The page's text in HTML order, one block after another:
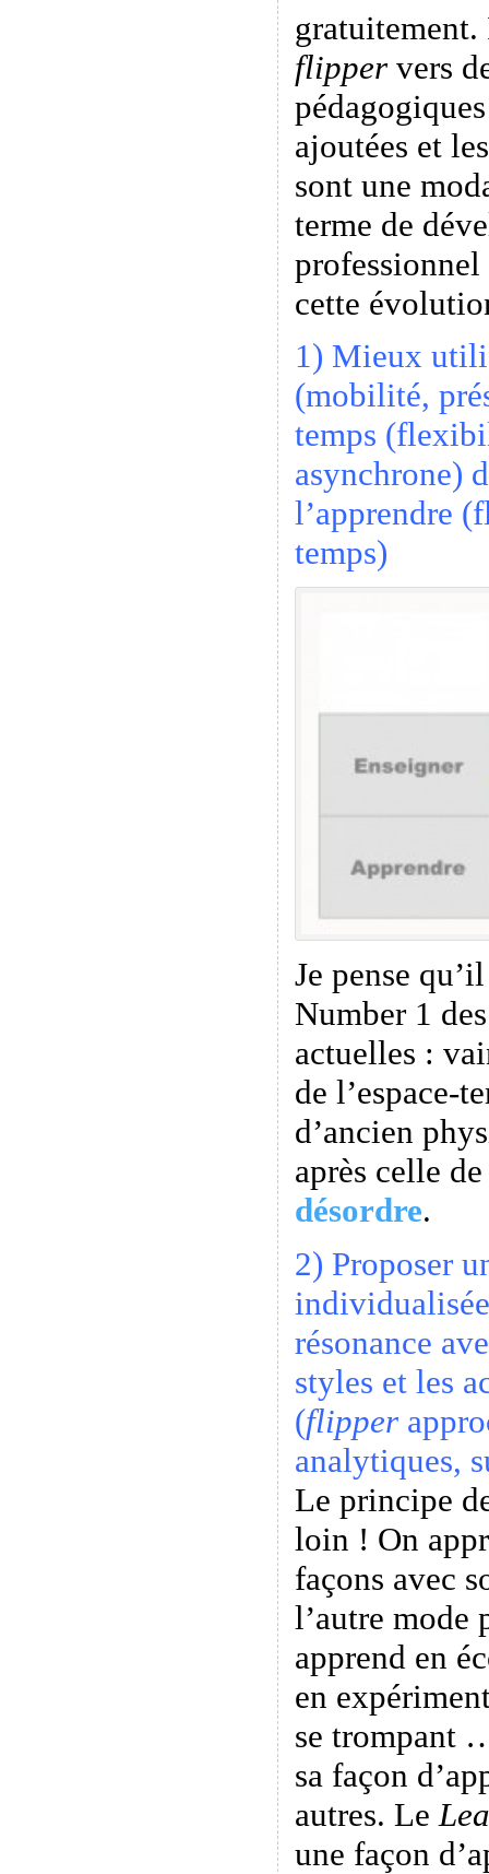
flippervers
ajoutées et
sont une
terme de
professionnel
cette
1) Mieux
(mobilité,
temps
asynchrone)
l’apprendre
temps)
Je pense
Number 1
actuelles :
de l’espace-
d’ancien
après celle
désordre.
2) Proposer
résonance
styles et les
(flipper
analytiques,
Le principe
loin ! On
façons avec
l’autre
apprend en
en
se trompant
sa façon
autres. Le
une façon